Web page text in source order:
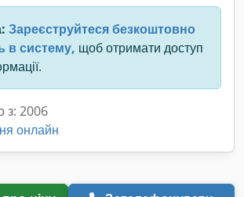
Зареєструйтеся безкоштовно
в систему, щоб отримати доступ
з: 2006
онлайн